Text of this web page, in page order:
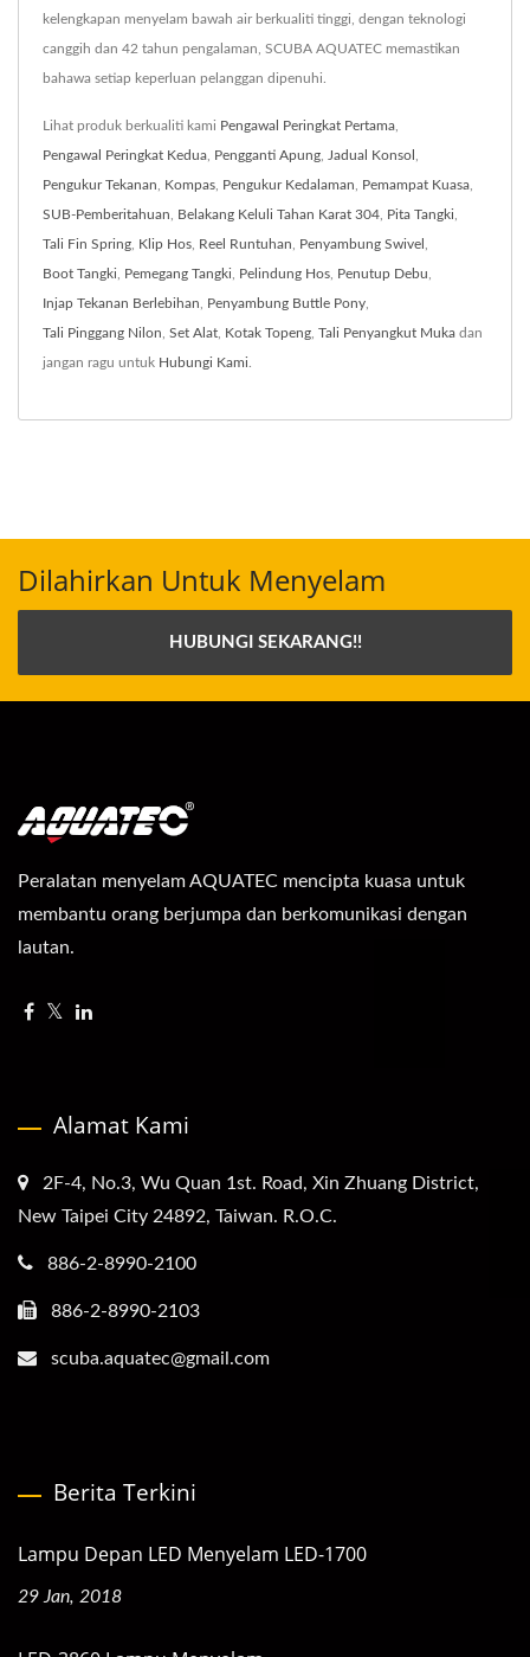
kelengkapan menyelam bawah air berkualiti tinggi, dengan teknologi
canggih dan 42 tahun pengalaman, SCUBA AQUATEC memastikan
bahawa setiap keperluan pelanggan dipenuhi.
Lihat produk berkualiti kami Pengawal Peringkat Pertama
Pengawal Peringkat Kedua Pengganti Apung Jadual Konsol
Pengukur Tekanan Kompas Pengukur Kedalaman Pemampat Kuasa
SUB-Pemberitahuan Belakang Keluli Tahan Karat 304 Pita Tangki
Tali Fin Spring Klip Hos Reel Runtuhan Penyambung Swivel
Boot Tangki Pemegang Tangki Pelindung Hos Penutup Debu
Injap Tekanan Berlebihan Penyambung Buttle Pony
Tali Pinggang Nilon Set Alat Kotak Topeng Tali Penyangkut Muka dan
jangan ragu untuk Hubungi Kami
Dilahirkan Untuk Menyelam
HUBUNGI SEKARANG!!
Peralatan menyelam AQUATEC mencipta kuasa untuk
membantu orang berjumpa dan berkomunikasi dengan
lautan.
Alamat Kami
2F-4, No.3, Wu Quan 1st. Road, Xin Zhuang District,
New Taipei City 24892, Taiwan. R.O.C.
886-2-8990-2100
886-2-8990-2103
scuba.aquatec@gmail.com
Berita Terkini
Lampu Depan LED Menyelam LED-1700
29 Jan, 2018